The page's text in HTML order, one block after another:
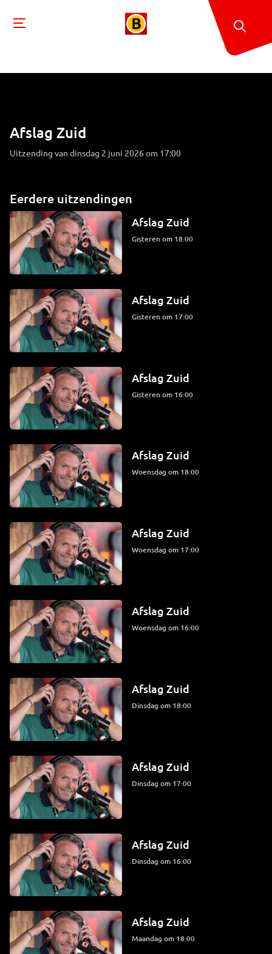
Afslag Zuid
Uitzending van dinsdag 2 juni 2026 om 17:00
Eerdere uitzendingen
Afslag Zuid
Gisteren om 18:00
Afslag Zuid
Gisteren om 17:00
Afslag Zuid
Gisteren om 16:00
Afslag Zuid
woensdag om 18:00
Afslag Zuid
woensdag om 17:00
Afslag Zuid
woensdag om 16:00
Afslag Zuid
dinsdag om 18:00
Afslag Zuid
dinsdag om 17:00
Afslag Zuid
dinsdag om 16:00
Afslag Zuid
maandag om 18:00